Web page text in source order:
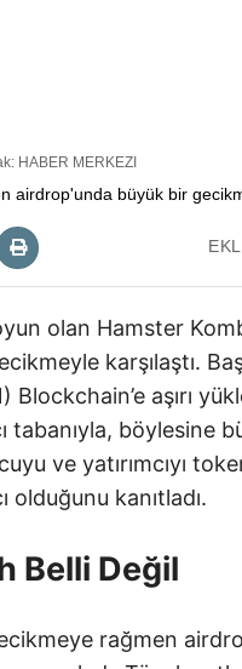
HABER MERKEZI
olan Hamster
karşılaştı.
aşırı
tabanıyla, böylesine
ve yatırımcıyı
olduğunu kanıtladı.
Belli Değil
rağmen